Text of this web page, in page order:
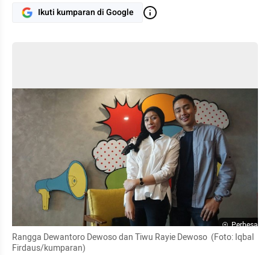
Ikuti kumparan di Google
Perbesar
Rangga Dewantoro Dewoso dan Tiwu Rayie Dewoso  (Foto: Iqbal
Firdaus/kumparan)